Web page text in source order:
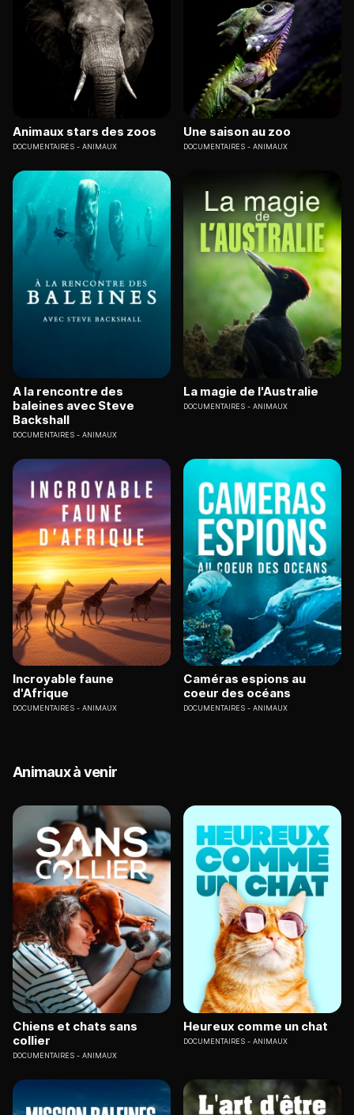
Animaux stars des zoos
DOCUMENTAIRES ANIMAUX
Une saison au zoo
DOCUMENTAIRES ANIMAUX
A la rencontre des
baleines avec Steve
Backshall
DOCUMENTAIRES ANIMAUX
La magie de l'Australie
DOCUMENTAIRES ANIMAUX
Incroyable faune
d'Afrique
DOCUMENTAIRES ANIMAUX
Caméras espions au
coeur des océans
DOCUMENTAIRES ANIMAUX
Animaux à venir
Chiens et chats sans
collier
DOCUMENTAIRES ANIMAUX
Heureux comme un chat
DOCUMENTAIRES ANIMAUX